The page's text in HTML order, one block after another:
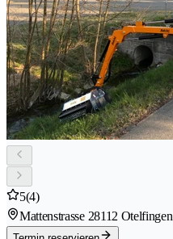
5(4)
Mattenstrasse 28112 Otelfingen